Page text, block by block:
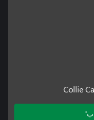
Collie